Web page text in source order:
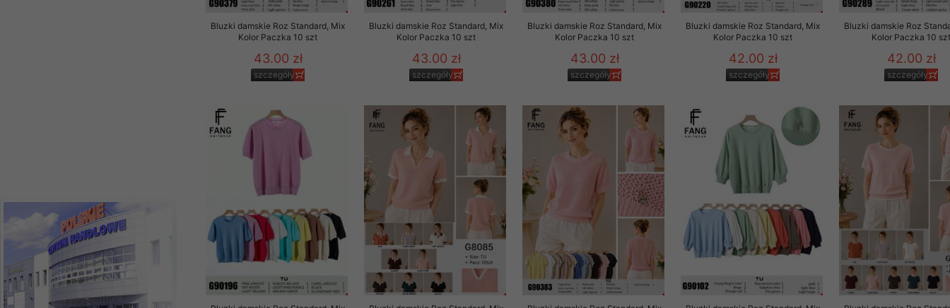
Bluzki damskie Roz Standard, Mix
Kolor Paczka 10 szt
43.00 zł
szczegóły
Bluzki damskie Roz Standard, Mix
Kolor Paczka 10 szt
43.00 zł
szczegóły
Bluzki damskie Roz Standard, Mix
Kolor Paczka 10 szt
43.00 zł
szczegóły
Bluzki damskie Roz Standard, Mix
Kolor Paczka 10 szt
42.00 zł
szczegóły
Bluzki damskie Roz
Kolor Paczka 10
42.00 zł
szczegóły